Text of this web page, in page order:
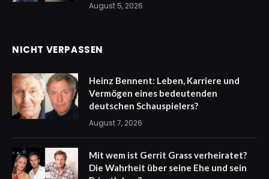
August 5, 2026
NICHT VERPASSEN
Heinz Bennent: Leben, Karriere und
Vermögen eines bedeutenden
deutschen Schauspielers?
August 7, 2026
Mit wem ist Gerrit Grass verheiratet?
Die Wahrheit über seine Ehe und sein